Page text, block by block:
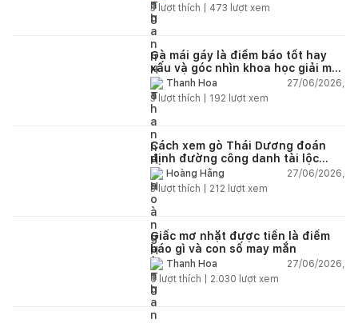
3lượt thích | 473 lượt xem
Gà mái gáy là điềm báo tốt hay
xấu và góc nhìn khoa học giải mã
chi tiết
Thanh Hoa
27/06/2026,
3lượt thích | 192 lượt xem
Cách xem gò Thái Dương đoán
định đường công danh tài lộc
theo nhân tướng học
Hoàng Hằng
27/06/2026,
3lượt thích | 212 lượt xem
Giấc mơ nhặt được tiền là điềm
báo gì và con số may mắn
Thanh Hoa
27/06/2026,
6 lượt thích | 2.030 lượt xem